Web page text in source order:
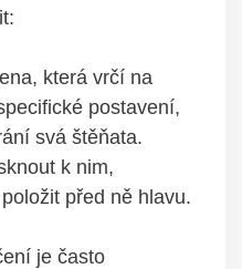
která ‍vrčí⁣ na⁢
⁣postavení,
svá štěňata.
⁤k ‌nim,
před ně hlavu.
je často⁢